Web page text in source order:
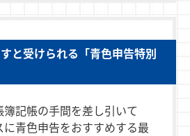
と受けられる「青色申告特別
記帳の手間を差し引いて
青色申告をおすすめする最